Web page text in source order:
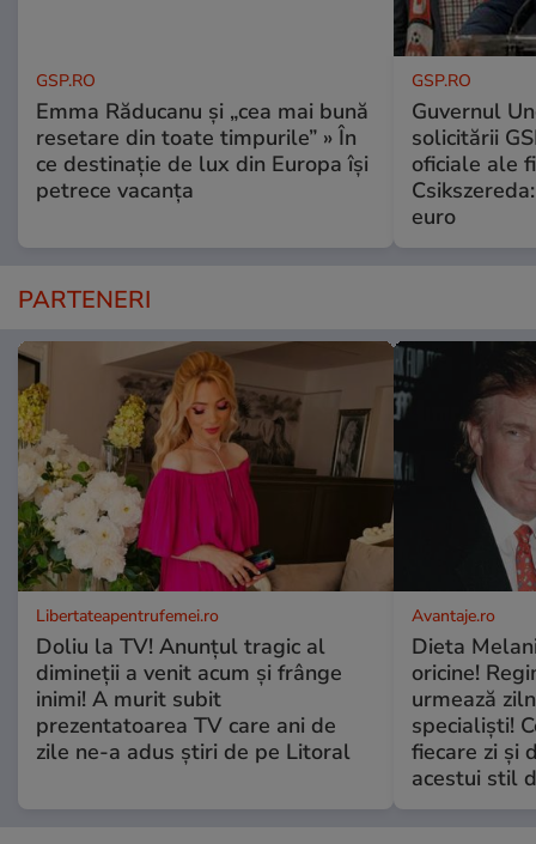
GSP.RO
Emma Răducanu și „cea mai bună
resetare din toate timpurile” » În
ce destinație de lux din Europa își
petrece vacanța
GSP.RO
Guvernul
solicitării
oficiale ale
euro
PARTENERI
Libertateapentrufemei.ro
Doliu la TV! Anunțul tragic al
dimineții a venit acum și frânge
inimi! A murit subit
prezentatoarea TV care ani de
zile ne-a adus știri de pe Litoral
Avantaje.ro
Dieta
oricine!
urmează
specialiști!
fiecare zi și
acestui stil